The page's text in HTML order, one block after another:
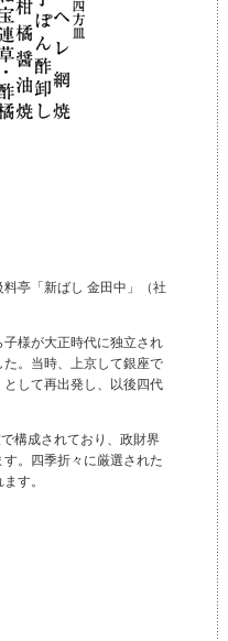
亭「新ばし 金田中」（社
様が大正時代に独立され
。当時、上京して銀座で
して再出発し、以後四代
構成されており、政財界
。四季折々に厳選された
す。